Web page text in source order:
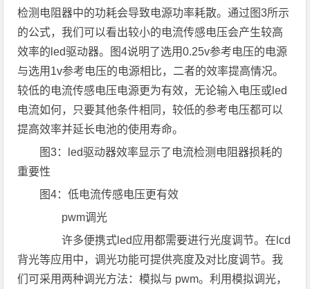
检测电阻器中的功耗会导致电源功率耗散。通过图3所示
的公式，我们可以看出较小的电流传感电压会产生较高
效率的led驱动器。图4说明了选用0.25v参考电压的电源
与选用1v参考电压的电源相比，二者的效率提高情况。
较低的电流传感电压电源更为有效，无论输入电压或led
电流如何，只要其他条件相同，较低的参考电压都可以
提高效率并延长电池的使用寿命。
图3：led驱动器效率显示了电流检测电阻器损耗的
重要性
图4：低电流传感电压更有效
pwm调光
许多便携式led应用都需要进行光度调节。在lcd
背光等应用中，调光功能可提供亮度及对比度调节。我
们可采用两种调光方法：模拟与 pwm。利用模拟调光，